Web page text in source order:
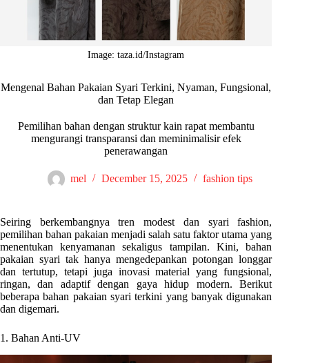
Image: taza.id/Instagram
Mengenal Bahan Pakaian Syari Terkini, Nyaman, Fungsional,
dan Tetap Elegan
Pemilihan bahan dengan struktur kain rapat membantu
mengurangi transparansi dan meminimalisir efek
penerawangan
mel December 15, 2025 fashion tips
Seiring berkembangnya tren modest dan syari fashion,
pemilihan bahan pakaian menjadi salah satu faktor utama yang
menentukan kenyamanan sekaligus tampilan. Kini, bahan
pakaian syari tak hanya mengedepankan potongan longgar
dan tertutup, tetapi juga inovasi material yang fungsional,
ringan, dan adaptif dengan gaya hidup modern. Berikut
beberapa bahan pakaian syari terkini yang banyak digunakan
dan digemari.
1. Bahan Anti-UV